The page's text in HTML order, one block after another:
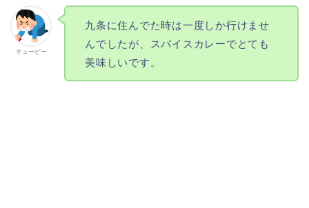
キューピー
九条に住んでた時は一度しか行けませ
んでしたが、スパイスカレーでとても
美味しいです。